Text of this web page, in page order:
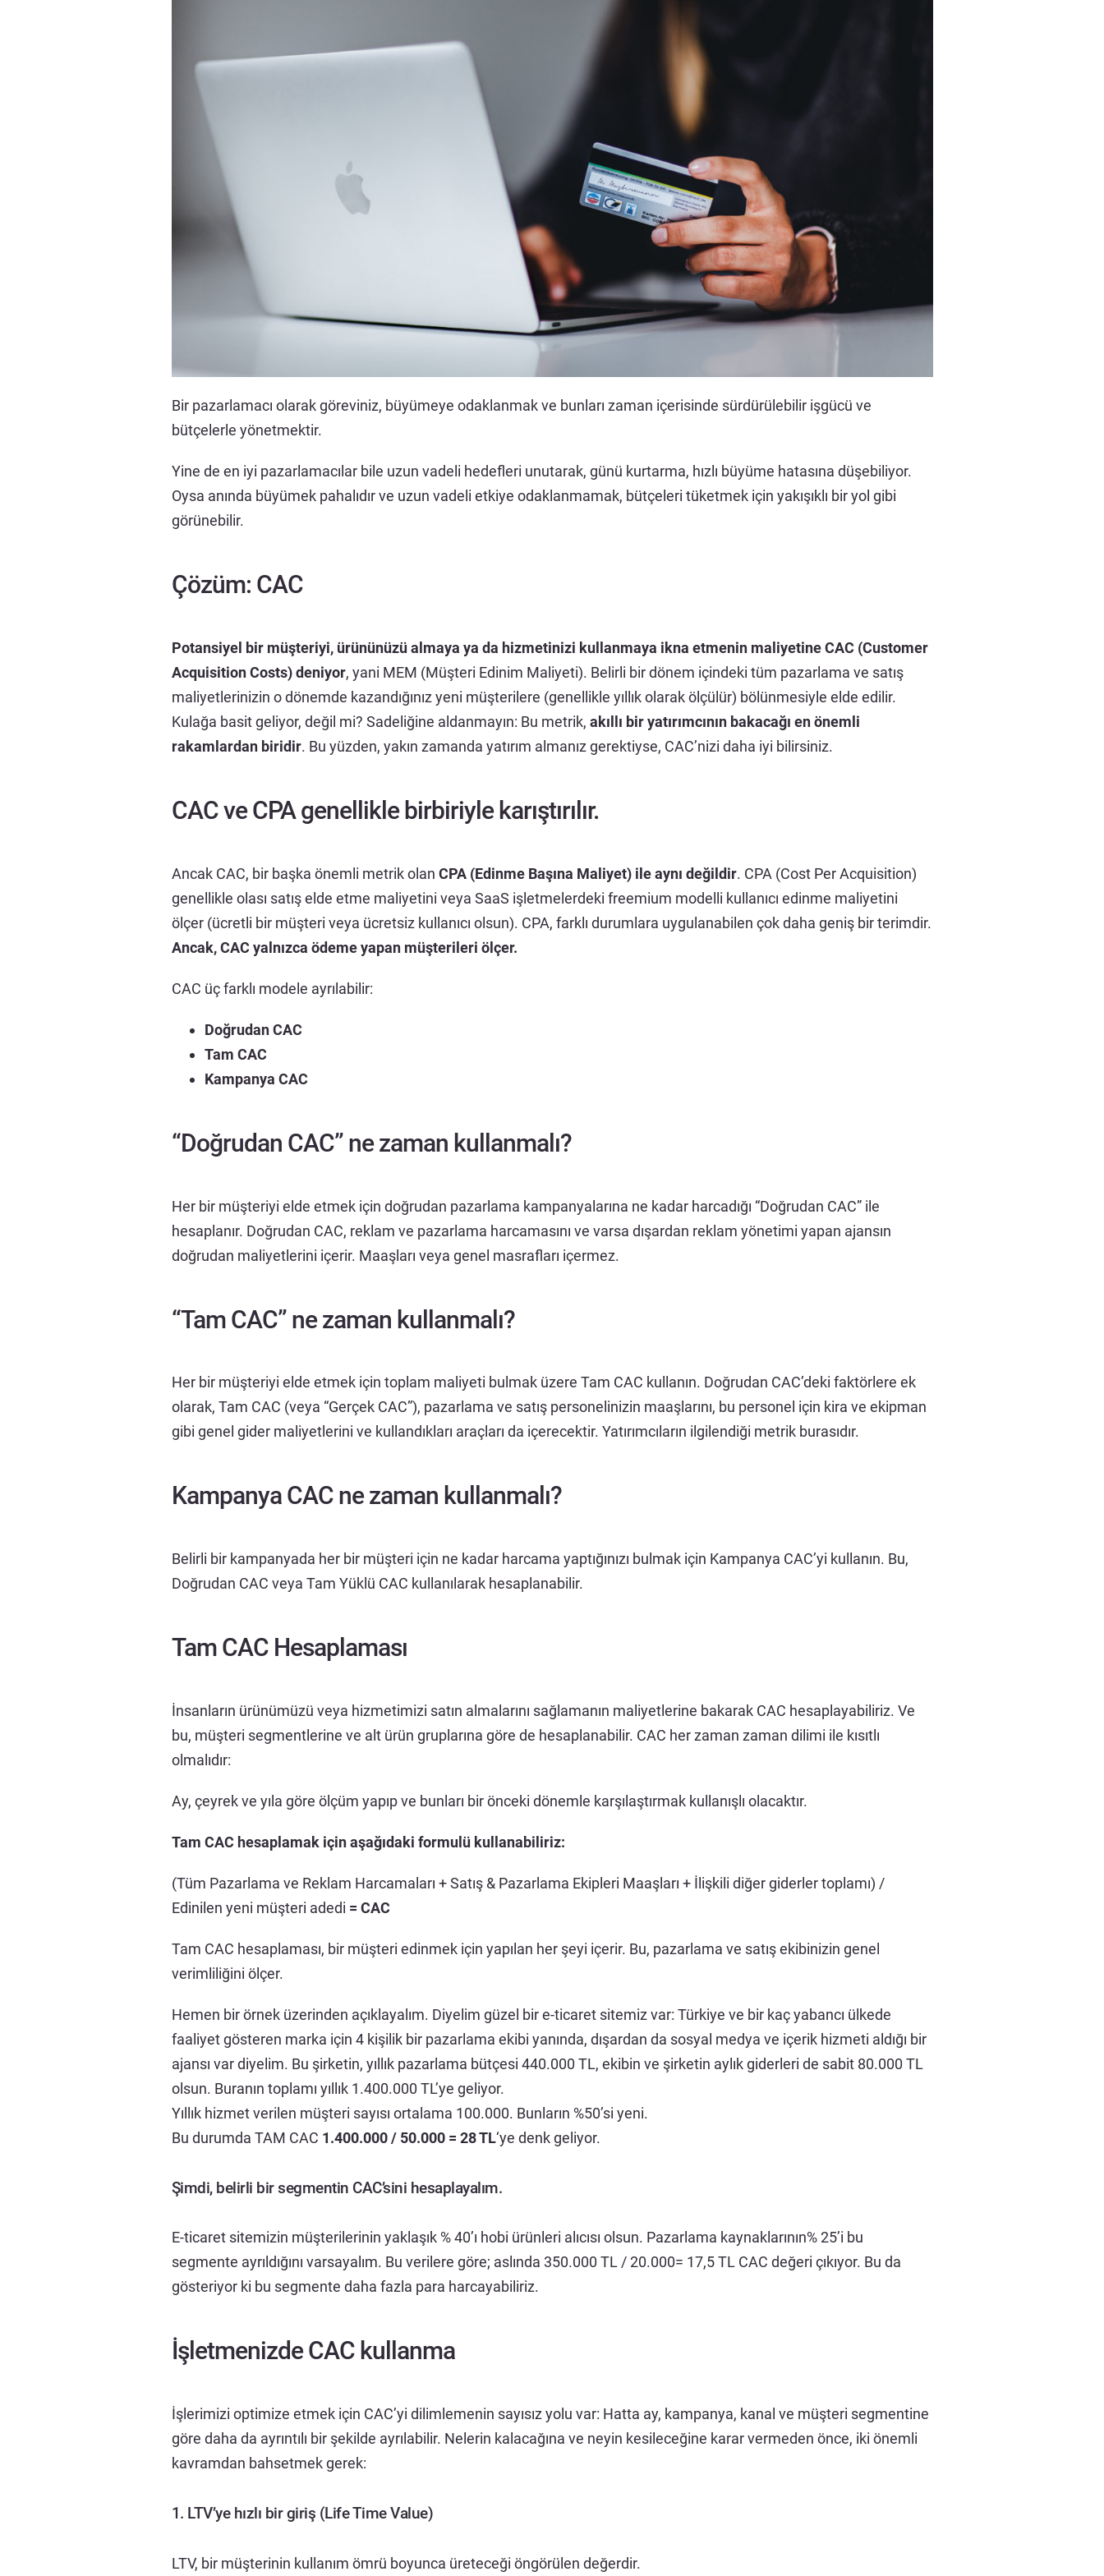
Bir pazarlamacı olarak göreviniz, büyümeye odaklanmak ve bunları zaman içerisinde sürdürülebilir işgücü ve
bütçelerle yönetmektir.
Yine de en iyi pazarlamacılar bile uzun vadeli hedefleri unutarak, günü kurtarma, hızlı büyüme hatasına düşebiliyor.
Oysa anında büyümek pahalıdır ve uzun vadeli etkiye odaklanmamak, bütçeleri tüketmek için yakışıklı bir yol gibi
görünebilir.
Çözüm: CAC
Potansiyel bir müşteriyi, ürününüzü almaya ya da hizmetinizi kullanmaya ikna etmenin maliyetine CAC (Customer
Acquisition Costs) deniyor, yani MEM (Müşteri Edinim Maliyeti). Belirli bir dönem içindeki tüm pazarlama ve satış
maliyetlerinizin o dönemde kazandığınız yeni müşterilere (genellikle yıllık olarak ölçülür) bölünmesiyle elde edilir.
Kulağa basit geliyor, değil mi? Sadeliğine aldanmayın: Bu metrik, akıllı bir yatırımcının bakacağı en önemli
rakamlardan biridir. Bu yüzden, yakın zamanda yatırım almanız gerektiyse, CAC’nizi daha iyi bilirsiniz.
CAC ve CPA genellikle birbiriyle karıştırılır.
Ancak CAC, bir başka önemli metrik olan CPA (Edinme Başına Maliyet) ile aynı değildir. CPA (Cost Per Acquisition)
genellikle olası satış elde etme maliyetini veya SaaS işletmelerdeki freemium modelli kullanıcı edinme maliyetini
ölçer (ücretli bir müşteri veya ücretsiz kullanıcı olsun). CPA, farklı durumlara uygulanabilen çok daha geniş bir terimdir.
Ancak, CAC yalnızca ödeme yapan müşterileri ölçer.
CAC üç farklı modele ayrılabilir:
Doğrudan CAC
Tam CAC
Kampanya CAC
“Doğrudan CAC” ne zaman kullanmalı?
Her bir müşteriyi elde etmek için doğrudan pazarlama kampanyalarına ne kadar harcadığı “Doğrudan CAC” ile
hesaplanır. Doğrudan CAC, reklam ve pazarlama harcamasını ve varsa dışardan reklam yönetimi yapan ajansın
doğrudan maliyetlerini içerir. Maaşları veya genel masrafları içermez.
“Tam CAC” ne zaman kullanmalı?
Her bir müşteriyi elde etmek için toplam maliyeti bulmak üzere Tam CAC kullanın. Doğrudan CAC’deki faktörlere ek
olarak, Tam CAC (veya “Gerçek CAC”), pazarlama ve satış personelinizin maaşlarını, bu personel için kira ve ekipman
gibi genel gider maliyetlerini ve kullandıkları araçları da içerecektir. Yatırımcıların ilgilendiği metrik burasıdır.
Kampanya CAC ne zaman kullanmalı?
Belirli bir kampanyada her bir müşteri için ne kadar harcama yaptığınızı bulmak için Kampanya CAC’yi kullanın. Bu,
Doğrudan CAC veya Tam Yüklü CAC kullanılarak hesaplanabilir.
Tam CAC Hesaplaması
İnsanların ürünümüzü veya hizmetimizi satın almalarını sağlamanın maliyetlerine bakarak CAC hesaplayabiliriz. Ve
bu, müşteri segmentlerine ve alt ürün gruplarına göre de hesaplanabilir. CAC her zaman zaman dilimi ile kısıtlı
olmalıdır:
Ay, çeyrek ve yıla göre ölçüm yapıp ve bunları bir önceki dönemle karşılaştırmak kullanışlı olacaktır.
Tam CAC hesaplamak için aşağıdaki formulü kullanabiliriz:
(Tüm Pazarlama ve Reklam Harcamaları + Satış & Pazarlama Ekipleri Maaşları + İlişkili diğer giderler toplamı) /
Edinilen yeni müşteri adedi = CAC
Tam CAC hesaplaması, bir müşteri edinmek için yapılan her şeyi içerir. Bu, pazarlama ve satış ekibinizin genel
verimliliğini ölçer.
Hemen bir örnek üzerinden açıklayalım. Diyelim güzel bir e-ticaret sitemiz var: Türkiye ve bir kaç yabancı ülkede
faaliyet gösteren marka için 4 kişilik bir pazarlama ekibi yanında, dışardan da sosyal medya ve içerik hizmeti aldığı bir
ajansı var diyelim. Bu şirketin, yıllık pazarlama bütçesi 440.000 TL, ekibin ve şirketin aylık giderleri de sabit 80.000 TL
olsun. Buranın toplamı yıllık 1.400.000 TL’ye geliyor.
Yıllık hizmet verilen müşteri sayısı ortalama 100.000. Bunların %50’si yeni.
Bu durumda TAM CAC 1.400.000 / 50.000 = 28 TL‘ye denk geliyor.
Şimdi, belirli bir segmentin CAC’sini hesaplayalım.
E-ticaret sitemizin müşterilerinin yaklaşık % 40’ı hobi ürünleri alıcısı olsun. Pazarlama kaynaklarının% 25’i bu
segmente ayrıldığını varsayalım. Bu verilere göre; aslında 350.000 TL / 20.000= 17,5 TL CAC değeri çıkıyor. Bu da
gösteriyor ki bu segmente daha fazla para harcayabiliriz.
İşletmenizde CAC kullanma
İşlerimizi optimize etmek için CAC’yi dilimlemenin sayısız yolu var: Hatta ay, kampanya, kanal ve müşteri segmentine
göre daha da ayrıntılı bir şekilde ayrılabilir. Nelerin kalacağına ve neyin kesileceğine karar vermeden önce, iki önemli
kavramdan bahsetmek gerek:
1. LTV’ye hızlı bir giriş (Life Time Value)
LTV, bir müşterinin kullanım ömrü boyunca üreteceği öngörülen değerdir.